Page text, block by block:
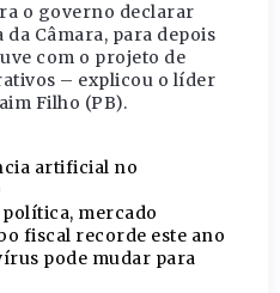
o governo declarar
Câmara, para depois
com o projeto de
– explicou o líder
Filho (PB).
artificial no
mercado
fiscal recorde este ano
pode mudar para